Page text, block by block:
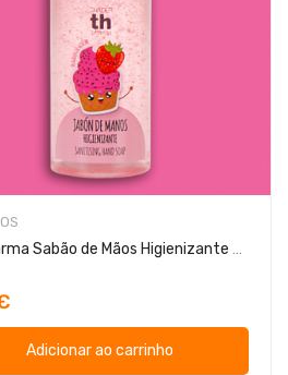
Th Pharma Sabão de Mãos Higienizante Algodão Doce 100ml
Adicionar ao carrinho